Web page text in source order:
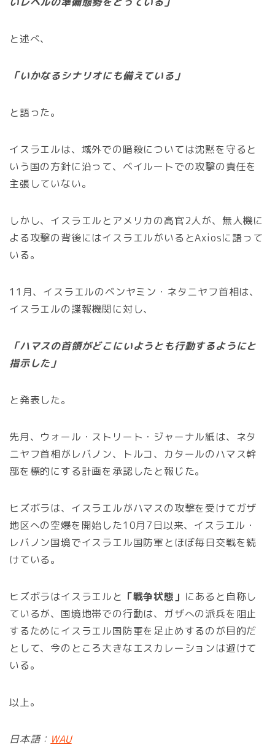
と述べ、
「いかなるシナリオにも備えている」
と語った。
イスラエルは、域外での暗殺については沈黙を守ると
いう国の方針に沿って、ベイルートでの攻撃の責任を
主張していない。
しかし、イスラエルとアメリカの高官2人が、無人機に
よる攻撃の背後にはイスラエルがいるとAxiosに語って
いる。
11月、イスラエルのベンヤミン・ネタニヤフ首相は、
イスラエルの諜報機関に対し、
「ハマスの首領がどこにいようとも行動するようにと
指示した」
と発表した。
先月、ウォール・ストリート・ジャーナル紙は、ネタ
ニヤフ首相がレバノン、トルコ、カタールのハマス幹
部を標的にする計画を承認したと報じた。
ヒズボラは、イスラエルがハマスの攻撃を受けてガザ
地区への空爆を開始した10月7日以来、イスラエル・
レバノン国境でイスラエル国防軍とほぼ毎日交戦を続
けている。
ヒズボラはイスラエルと 「戦争状態」 にあると自称し
ているが、国境地帯での行動は、ガザへの派兵を阻止
するためにイスラエル国防軍を足止めするのが目的だ
として、今のところ大きなエスカレーションは避けて
いる。
以上。
日本語： WAU